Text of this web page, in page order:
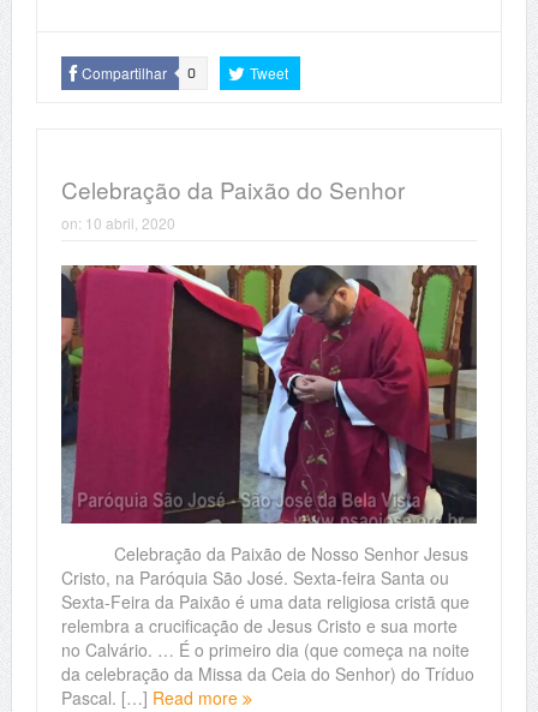
Compartilhar 0 Tweet
Celebração da Paixão do Senhor
on: 10 abril, 2020
Celebração da Paixão de Nosso Senhor Jesus
Cristo, na Paróquia São José. Sexta-feira Santa ou
Sexta-Feira da Paixão é uma data religiosa cristã que
relembra a crucificação de Jesus Cristo e sua morte
no Calvário. … É o primeiro dia (que começa na noite
da celebração da Missa da Ceia do Senhor) do Tríduo
Pascal. […] Read more